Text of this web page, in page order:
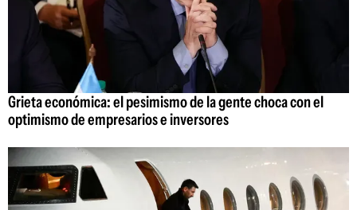
Grieta económica: el pesimismo de la gente choca con el
optimismo de empresarios e inversores